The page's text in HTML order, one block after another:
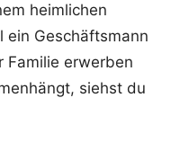
heimlichen
ein Geschäftsmann
Familie erwerben
siehst du